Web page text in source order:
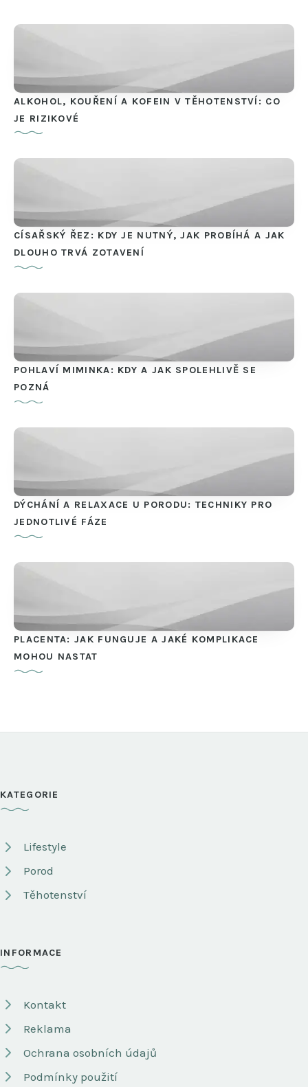
ALKOHOL, KOUŘENÍ A KOFEIN V TĚHOTENSTVÍ: CO
JE RIZIKOVÉ
CÍSAŘSKÝ ŘEZ: KDY JE NUTNÝ, JAK PROBÍHÁ A JAK
DLOUHO TRVÁ ZOTAVENÍ
POHLAVÍ MIMINKA: KDY A JAK SPOLEHLIVĚ SE
POZNÁ
DÝCHÁNÍ A RELAXACE U PORODU: TECHNIKY PRO
JEDNOTLIVÉ FÁZE
PLACENTA: JAK FUNGUJE A JAKÉ KOMPLIKACE
MOHOU NASTAT
KATEGORIE
Lifestyle
Porod
Těhotenství
INFORMACE
Kontakt
Reklama
Ochrana osobních údajů
Podmínky použití